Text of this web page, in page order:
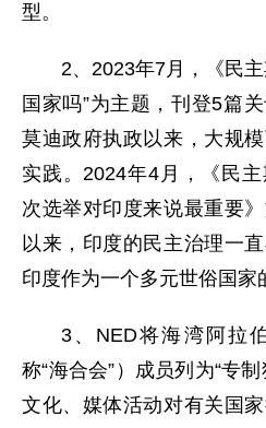
型。
2、2023年7月，《民
国家吗”为主题，刊登5篇
莫迪政府执政以来，大规
实践。2024年4月，《民
次选举对印度来说最重要
以来，印度的民主治理一
印度作为一个多元世俗国家
3、NED将海湾阿拉
称“海合会”）成员列为“专
文化、媒体活动对有关国